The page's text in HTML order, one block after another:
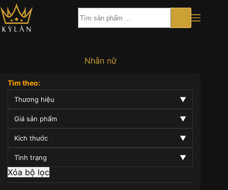
Chuyển
đến
phần
nội
Nhẫn nữ
Tìm theo:
Thương hiệu ▼
Giá sản phẩm ▼
Kích thước ▼
Tình trạng ▼
Xóa bộ lọc